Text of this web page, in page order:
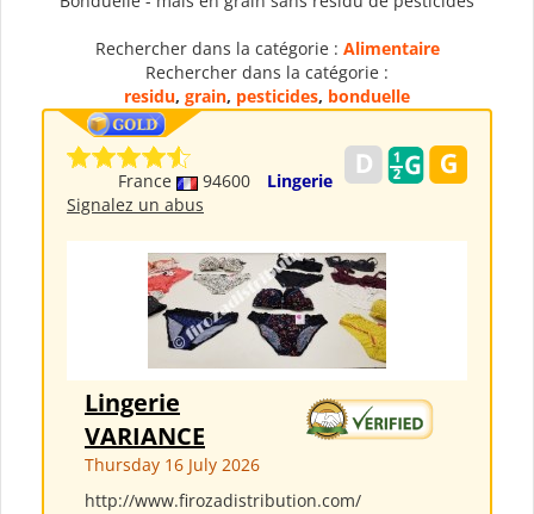
Rechercher dans la catégorie : Alimentaire
Rechercher dans la catégorie :
residu, grain, pesticides, bonduelle
France 94600
Lingerie
Signalez un abus
Lingerie
VARIANCE
Thursday 16 July 2026
http://www.firozadistribution.com/